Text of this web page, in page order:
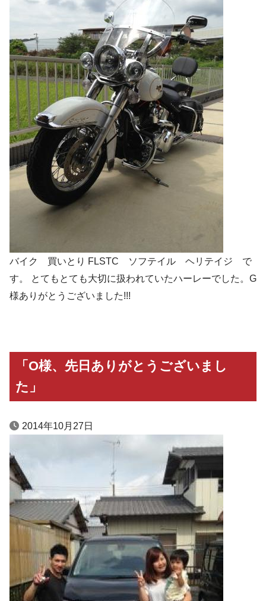
バイク 買いとり FLSTC ソフテイル ヘリテイジ で
す。 とてもとても大切に扱われていたハーレーでした。G
様ありがとうございました!!!
「O様、先日ありがとうございまし
た」
2014年10月27日